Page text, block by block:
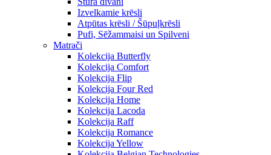
Izvelkamie krēsli
Atpūtas krēsli / Šūpuļkrēsli
Pufi, Sēžammaisi un Spilveni
Matrači
Kolekcija Butterfly
Kolekcija Comfort
Kolekcija Flip
Kolekcija Four Red
Kolekcija Home
Kolekcija Lacoda
Kolekcija Raff
Kolekcija Romance
Kolekcija Yellow